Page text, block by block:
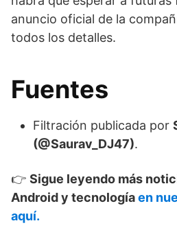
anuncio oficial de la
todos los detalles.
Fuentes
Filtración publicada por
(@Saurav_DJ47).
👉 Sigue leyendo más
Android y tecnologíaen
aquí.